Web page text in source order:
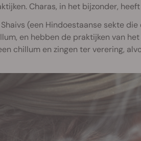
Charas, in het bijzonder,
Shaivs (een Hindoestaanse sekte
en hebben de praktijken van
chillum en zingen ter verering,